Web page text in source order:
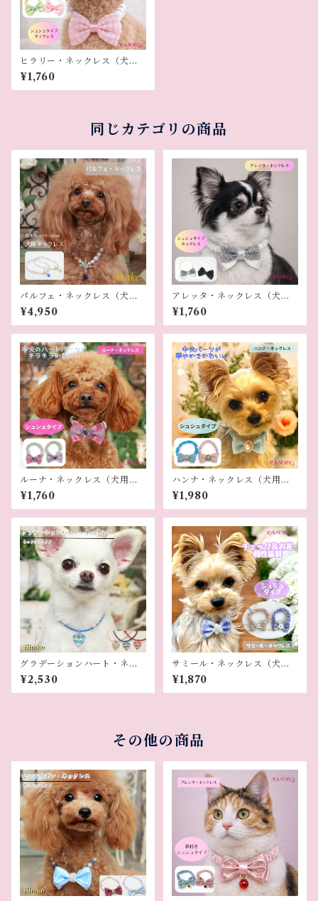
ヒラリー・ネックレス（犬用
ネックレス）
¥1,760
同じカテゴリの商品
パルフェ・ネックレス（犬用
ネックレス）
¥4,950
アレッタ・ネックレス（犬用
ネックレス）
¥1,760
ルーナ・ネックレス（犬用ネ
ックレス）
¥1,760
ハンナ・ネックレス（犬用ネ
ックレス）
¥1,980
グラデーションハート・ネッ
クレス（犬用ネックレス）
¥2,530
サミール・ネックレス（犬用
ネックレス）
¥1,870
その他の商品